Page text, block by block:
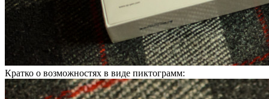
Кратко о возможностях в виде пиктограмм: